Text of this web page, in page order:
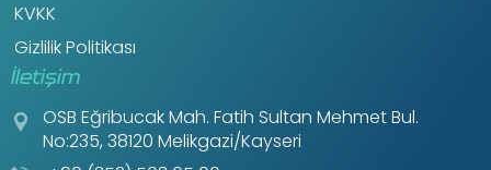
KVKK
Gizlilik Politikası
İletişim
OSB Eğribucak Mah. Fatih Sultan Mehmet Bul.
No:235, 38120 Melikgazi/Kayseri